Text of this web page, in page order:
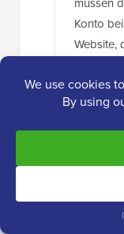
Konto
Website,
Antworten
15. Feb.